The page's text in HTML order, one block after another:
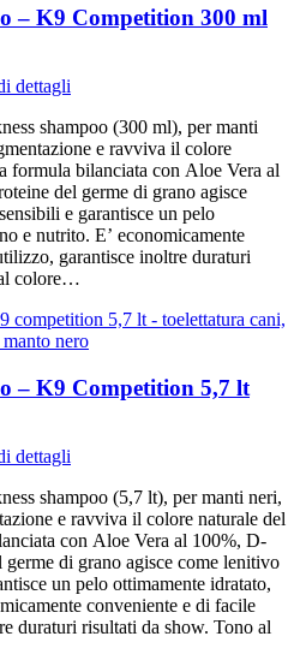
– K9 Competition 300 ml
dettagli
shampoo (300 ml), per manti
e ravviva il colore
formula bilanciata con Aloe Vera al
del germe di grano agisce
e garantisce un pelo
e nutrito. E’ economicamente
garantisce inoltre duraturi
colore…
– K9 Competition 5,7 lt
dettagli
shampoo (5,7 lt), per manti neri,
e ravviva il colore naturale del
con Aloe Vera al 100%, D-
germe di grano agisce come lenitivo
un pelo ottimamente idratato,
conveniente e di facile
duraturi risultati da show. Tono al